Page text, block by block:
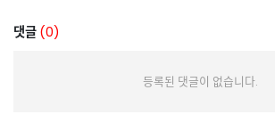
댓글 (0)
등록된 댓글이 없습니다.